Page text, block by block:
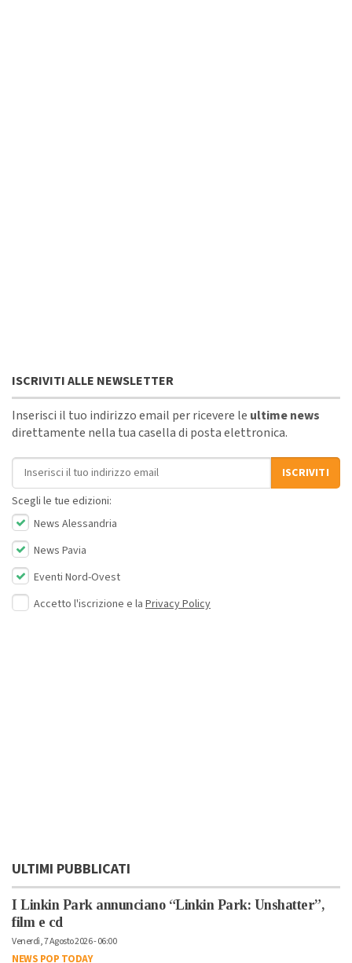
ISCRIVITI ALLE NEWSLETTER
Inserisci il tuo indirizzo email per ricevere le ultime news
direttamente nella tua casella di posta elettronica.
Indirizzo email
ISCRIVITI
Scegli le tue edizioni:
News Alessandria
News Pavia
Eventi Nord-Ovest
Accetto l'iscrizione e la Privacy Policy
ULTIMI PUBBLICATI
I Linkin Park annunciano “Linkin Park: Unshatter”,
film e cd
Venerdì, 7 Agosto 2026 - 06:00
NEWS POP TODAY